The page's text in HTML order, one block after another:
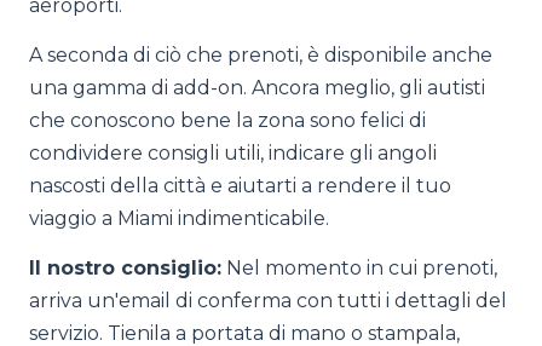
aeroporti.
A seconda di ciò che prenoti, è disponibile anche
una gamma di add-on. Ancora meglio, gli autisti
che conoscono bene la zona sono felici di
condividere consigli utili, indicare gli angoli
nascosti della città e aiutarti a rendere il tuo
viaggio a Miami indimenticabile.
Il nostro consiglio: Nel momento in cui prenoti,
arriva un'email di conferma con tutti i dettagli del
servizio. Tienila a portata di mano o stampala,